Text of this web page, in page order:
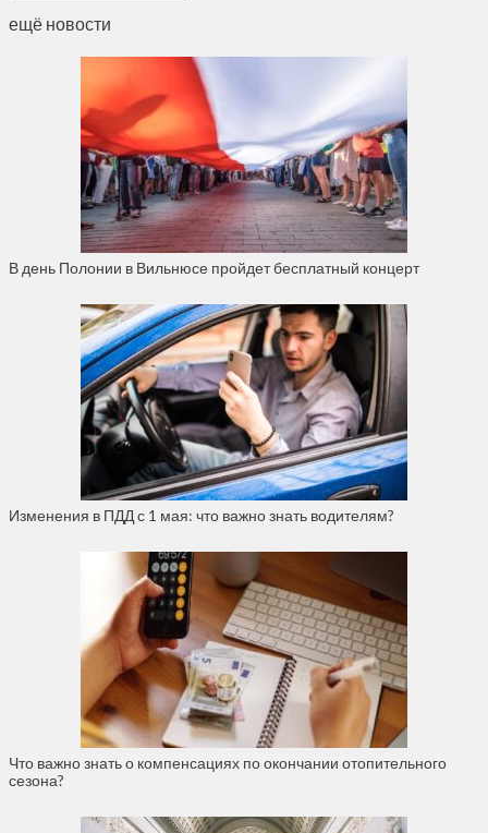
ещё новости
В день Полонии в Вильнюсе пройдет бесплатный концерт
Изменения в ПДД с 1 мая: что важно знать водителям?
Что важно знать о компенсациях по окончании отопительного
сезона?